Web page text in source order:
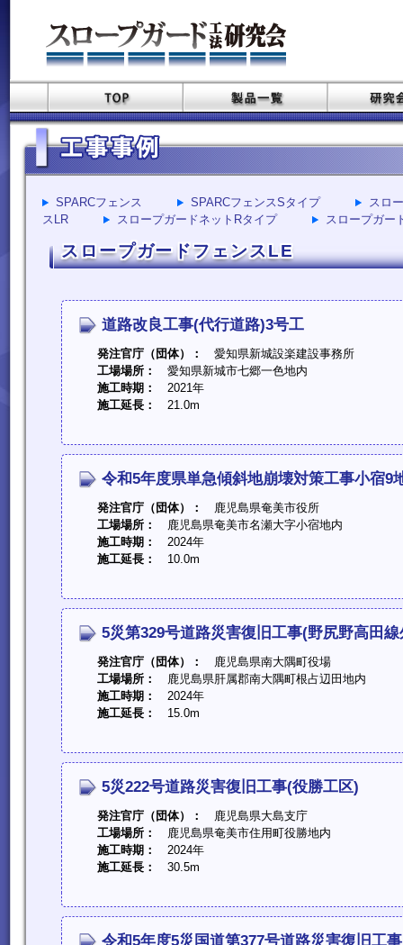
SPARCフェンス SPARCフェンスSタイプ
スロ
スLR
スロープガードネットRタイプ スロープガー
スロープガードフェンスLE
道路改良工事(代行道路)3号工
発注官庁（団体）：
愛知県新城設楽建設事務所
工場場所：
愛知県新城市七郷一色地内
施工時期：
2021年
施工延長：
21.0m
令和5年度県単急傾斜地崩壊対策工事小宿9
発注官庁（団体）：
鹿児島県奄美市役所
工場場所：
鹿児島県奄美市名瀬大字小宿地内
施工時期：
2024年
施工延長：
10.0m
5災第329号道路災害復旧工事(野尻野高田
発注官庁（団体）：
鹿児島県南大隅町役場
工場場所：
鹿児島県肝属郡南大隅町根占辺田地内
施工時期：
2024年
施工延長：
15.0m
5災222号道路災害復旧工事(役勝工区)
発注官庁（団体）：
鹿児島県大島支庁
工場場所：
鹿児島県奄美市住用町役勝地内
施工時期：
2024年
施工延長：
30.5m
令和5年度5災国道第377号道路災害復旧工事